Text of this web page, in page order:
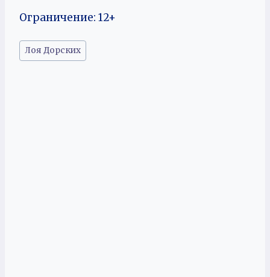
Ограничение: 12+
Метки
записи:
Лоя Дорских